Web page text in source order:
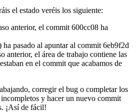
el estado veréis los siguiente:
anterior, el commit 600cc08 ha
ha pasado al apuntar al commit 6eb9f2d
anterior, el área de trabajo contiene las
en el commit que acabamos de
corregir el bug o completar los
y hacer un nuevo commit
¡Así de fácil!